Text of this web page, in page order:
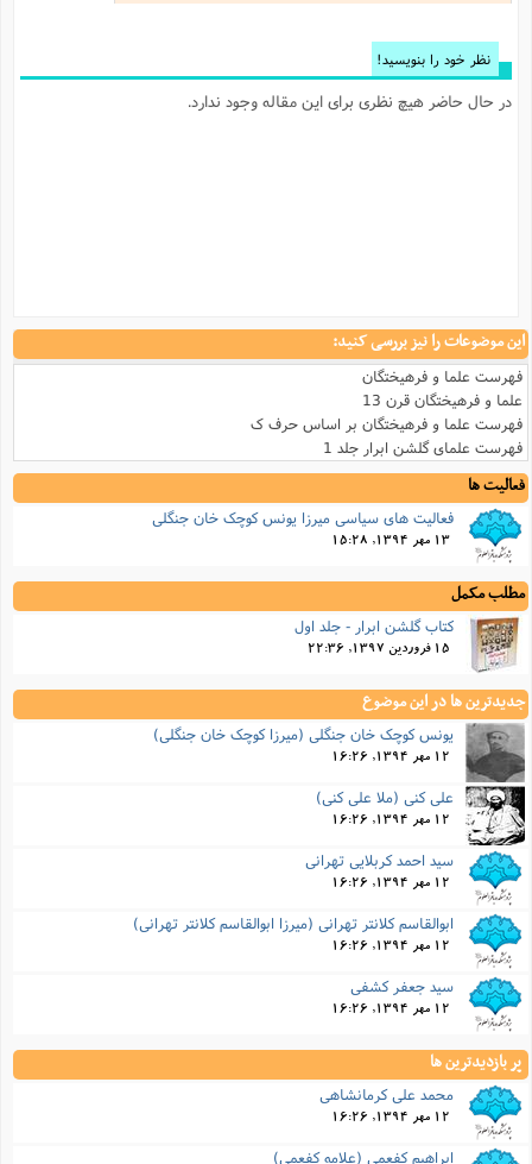
نظر خود را بنویسید!
در حال حاضر هیچ نظری برای این مقاله وجود ندارد.
این موضوعات را نیز بررسی کنید:
فهرست علما و فرهیختگان
علما و فرهیختگان قرن 13
فهرست علما و فرهیختگان بر اساس حرف ک
فهرست علمای گلشن ابرار جلد 1
فعالیت ها
فعالیت های سیاسی میرزا یونس کوچک خان جنگلی
13 مهر 1394, 15:28
مطلب مکمل
کتاب گلشن ابرار - جلد اول
15 فروردین 1397, 22:36
جدیدترین ها در این موضوع
یونس کوچک خان جنگلی (میرزا کوچک خان جنگلی)
12 مهر 1394, 16:26
علی کنی (ملا علی کنی)
12 مهر 1394, 16:26
سید احمد کربلایی تهرانی
12 مهر 1394, 16:26
ابوالقاسم کلانتر تهرانی (میرزا ابوالقاسم کلانتر تهرانی)
12 مهر 1394, 16:26
سید جعفر کشفی
12 مهر 1394, 16:26
پر بازدیدترین ها
محمد علی کرمانشاهی
12 مهر 1394, 16:26
ابراهیم کفعمی (علامه کفعمی)